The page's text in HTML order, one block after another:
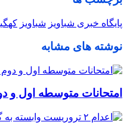
پایگاه خبری شباویز شباویز
نوشته های مشابه
امتحانات متوسطه اول و